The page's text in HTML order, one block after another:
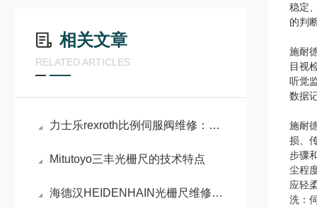
相关文章
RELATED ARTICLES
力士乐rexroth比例伺服阀维修：比例伺服阀精准控制的液压利器
Mitutoyo三丰光栅尺的技术特点
海德汉HEIDENHAIN光栅尺维修：结构与故障分析
稳定
的判
施耐
目视
听觉
数据
施耐
损、
步骤
尘程
应轻
洗：